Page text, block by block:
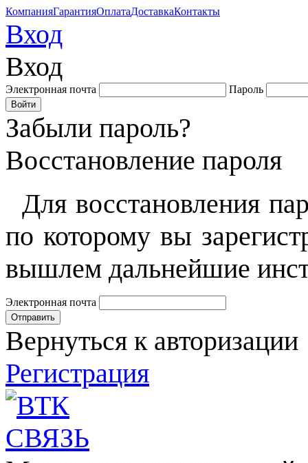
КомпанияГарантияОплатаДоставкаКонтакты
Вход
Вход
Электронная почта Пароль
Забыли пароль?
Восстановление пароля
Для восстановления
по которому вы
вышлем дальнейшие
Электронная почта
Вернуться к авторизации
Регистрация